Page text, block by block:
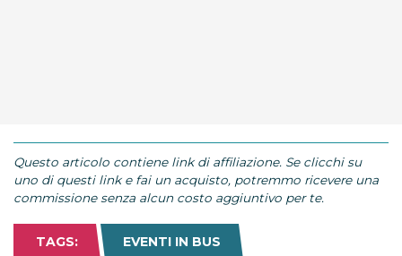
Questo articolo contiene link di affiliazione. Se clicchi su
uno di questi link e fai un acquisto, potremmo ricevere una
commissione senza alcun costo aggiuntivo per te.
TAGS: EVENTI IN BUS